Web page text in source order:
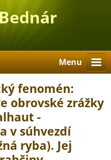
Menu
fenomén:
obrovské zrážky
-
v súhvezdí
ryba). Jej